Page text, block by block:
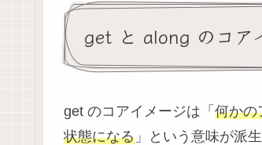
get と along のコア
get のコアイメージは「 何かの
状態になる 」という意味が派